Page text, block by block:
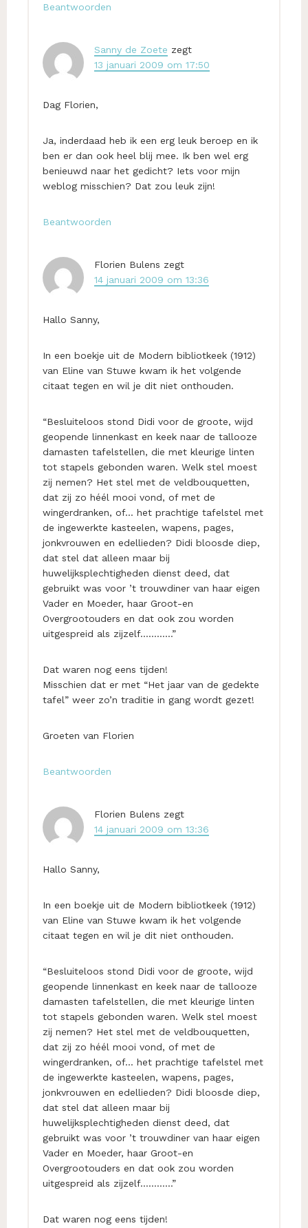
Beantwoorden
Sanny de Zoete zegt
13 januari 2009 om 17:50
Dag Florien,
Ja, inderdaad heb ik een erg leuk beroep en ik
ben er dan ook heel blij mee. Ik ben wel erg
benieuwd naar het gedicht? Iets voor mijn
weblog misschien? Dat zou leuk zijn!
Beantwoorden
Florien Bulens zegt
14 januari 2009 om 13:36
Hallo Sanny,
In een boekje uit de Modern bibliotkeek (1912)
van Eline van Stuwe kwam ik het volgende
citaat tegen en wil je dit niet onthouden.
“Besluiteloos stond Didi voor de groote, wijd
geopende linnenkast en keek naar de tallooze
damasten tafelstellen, die met kleurige linten
tot stapels gebonden waren. Welk stel moest
zij nemen? Het stel met de veldbouquetten,
dat zij zo héél mooi vond, of met de
wingerdranken, of… het prachtige tafelstel met
de ingewerkte kasteelen, wapens, pages,
jonkvrouwen en edellieden? Didi bloosde diep,
dat stel dat alleen maar bij
huwelijksplechtigheden dienst deed, dat
gebruikt was voor ’t trouwdiner van haar eigen
Vader en Moeder, haar Groot-en
Overgrootouders en dat ook zou worden
uitgespreid als zijzelf…………”
Dat waren nog eens tijden!
Misschien dat er met “Het jaar van de gedekte
tafel” weer zo’n traditie in gang wordt gezet!
Groeten van Florien
Beantwoorden
Florien Bulens zegt
14 januari 2009 om 13:36
Hallo Sanny,
In een boekje uit de Modern bibliotkeek (1912)
van Eline van Stuwe kwam ik het volgende
citaat tegen en wil je dit niet onthouden.
“Besluiteloos stond Didi voor de groote, wijd
geopende linnenkast en keek naar de tallooze
damasten tafelstellen, die met kleurige linten
tot stapels gebonden waren. Welk stel moest
zij nemen? Het stel met de veldbouquetten,
dat zij zo héél mooi vond, of met de
wingerdranken, of… het prachtige tafelstel met
de ingewerkte kasteelen, wapens, pages,
jonkvrouwen en edellieden? Didi bloosde diep,
dat stel dat alleen maar bij
huwelijksplechtigheden dienst deed, dat
gebruikt was voor ’t trouwdiner van haar eigen
Vader en Moeder, haar Groot-en
Overgrootouders en dat ook zou worden
uitgespreid als zijzelf…………”
Dat waren nog eens tijden!